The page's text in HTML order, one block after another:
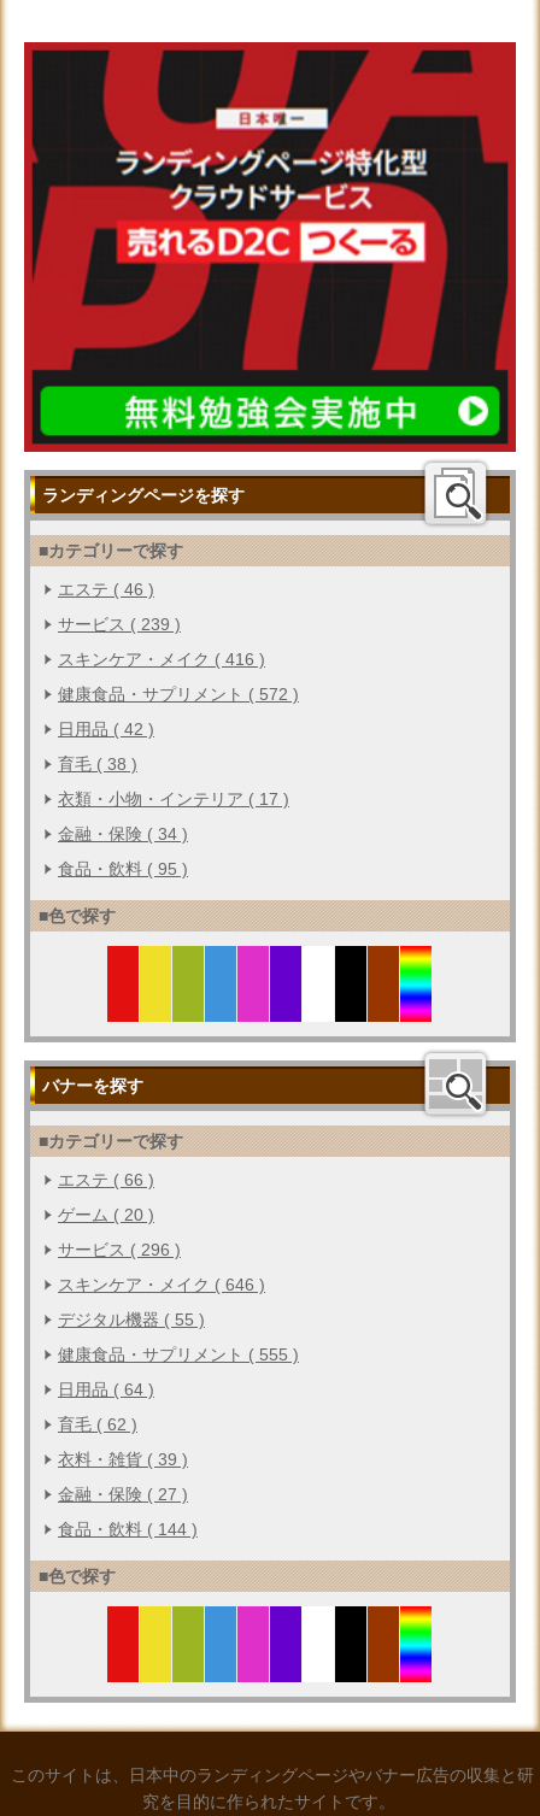
ランディングページを探す
■カテゴリーで探す
エステ ( 46 )
サービス ( 239 )
スキンケア・メイク ( 416 )
健康食品・サプリメント ( 572 )
日用品 ( 42 )
育毛 ( 38 )
衣類・小物・インテリア ( 17 )
金融・保険 ( 34 )
食品・飲料 ( 95 )
■色で探す
バナーを探す
■カテゴリーで探す
エステ ( 66 )
ゲーム ( 20 )
サービス ( 296 )
スキンケア・メイク ( 646 )
デジタル機器 ( 55 )
健康食品・サプリメント ( 555 )
日用品 ( 64 )
育毛 ( 62 )
衣料・雑貨 ( 39 )
金融・保険 ( 27 )
食品・飲料 ( 144 )
■色で探す
このサイトは、日本中のランディングページやバナー広告の収集と研
究を目的に作られたサイトです。